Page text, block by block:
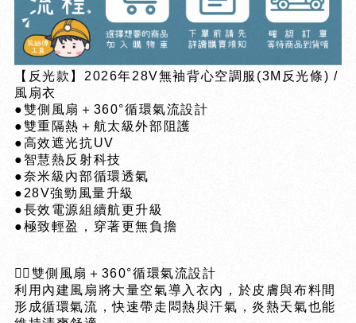
【反光款】2026年28V無袖背心空調服(3M反光條) /
風扇衣
●雙側風扇＋360°循環氣流設計
●雙重隔熱＋航太級外部阻護
●高效遮光抗UV
●智慧熱反射科技
●奈米級內部循環透氣
●28V強勁風量升級
●長效電源組續航更升級
●極致輕盈，穿著更無負擔
❤️‍🔥雙側風扇＋360°循環氣流設計
利用內建風扇將大量空氣導入衣內，於皮膚與布料間
形成循環氣流，快速帶走悶熱與汗氣，炎熱天氣也能